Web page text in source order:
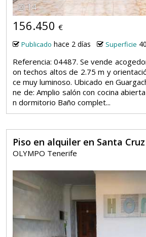
14
156.450 €
Publicado hace 2 días Superficie
Referencia: 04487. Se vende
on techos altos de 2.75 m y
ce muy luminoso. Ubicado en
ne de: Amplio salón con cocina
n dormitorio Baño complet...
Piso en alquiler en Santa
OLYMPO Tenerife